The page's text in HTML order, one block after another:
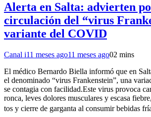
Alerta en Salta: advierten
circulación del “virus
variante del COVID
Canal i11 meses ago11 meses ago02 mins
El médico Bernardo Biella informó que en
el denominado “virus Frankenstein”, una
se contagia con facilidad.Este virus provoca
ronca, leves dolores musculares y escasa
tos y cierre de garganta al consumir bebidas